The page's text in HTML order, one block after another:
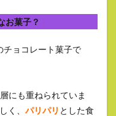
お菓子？
チョコレート菓子で
にも重ねられていま
く、 パリパリ とした食